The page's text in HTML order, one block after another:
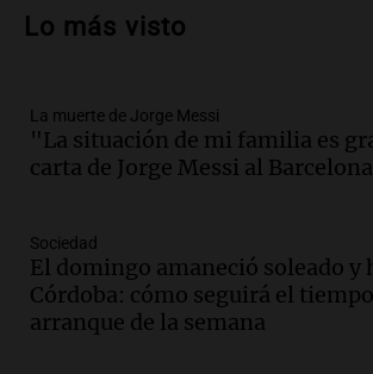
con nueva tecnología médica
Audio.Suspenden descuento
aumentan tarifas del SUBTE
Aires desde agosto
Audio.Kicillof critica la
financiera y el aumento de la
en Buenos Aires
Lo más visto
La muerte de Jorge Messi
"La situación de mi familia es
carta de Jorge Messi al
Sociedad
El domingo amaneció soleado y
Córdoba: cómo seguirá el
arranque de la semana